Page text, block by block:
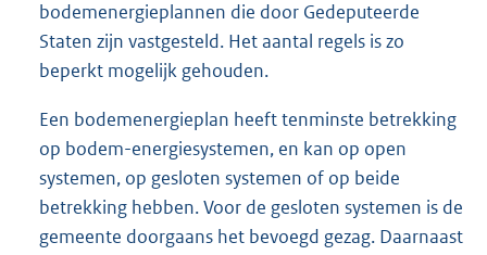
bodemenergieplannen die door Gedeputeerde
Staten zijn vastgesteld. Het aantal regels is zo
beperkt mogelijk gehouden.
Een bodemenergieplan heeft tenminste betrekking
op bodem-energiesystemen, en kan op open
systemen, op gesloten systemen of op beide
betrekking hebben. Voor de gesloten systemen is de
gemeente doorgaans het bevoegd gezag. Daarnaast